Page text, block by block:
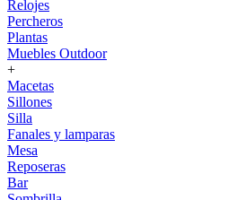
Relojes
Percheros
Plantas
Muebles Outdoor
+
Macetas
Sillones
Silla
Fanales y lamparas
Mesa
Reposeras
Bar